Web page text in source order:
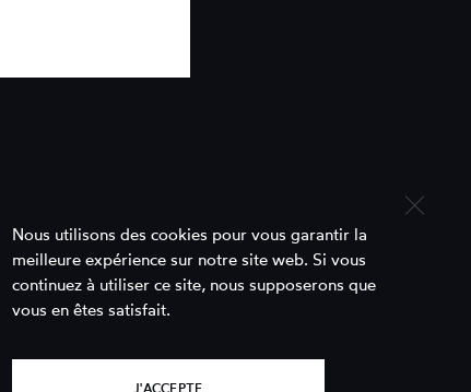
Contact
Nous utilisons des cookies pour vous garantir la
meilleure expérience sur notre site web. Si vous
continuez à utiliser ce site, nous supposerons que
vous en êtes satisfait.
J'ACCEPTE